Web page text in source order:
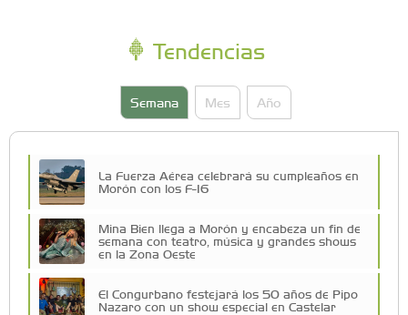
Tendencias
Semana Mes Año
La Fuerza Aérea celebrará su cumpleaños en
Morón con los F-16
Mina Bien llega a Morón y encabeza un fin de
semana con teatro, música y grandes shows
en la Zona Oeste
El Congurbano festejará los 50 años de Pipo
Nazaro con un show especial en Castelar